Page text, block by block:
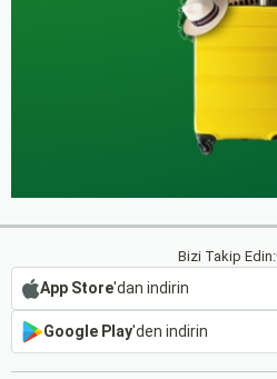
Bizi Takip Edin:
App Store'dan indirin
Google Play'den indirin